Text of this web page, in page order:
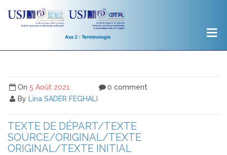
On 5 Août 2021
By Lina SADER FEGHALI
0 comment
TEXTE DE DÉPART/TEXTE
SOURCE/ORIGINAL/TEXTE
ORIGINAL/TEXTE INITIAL